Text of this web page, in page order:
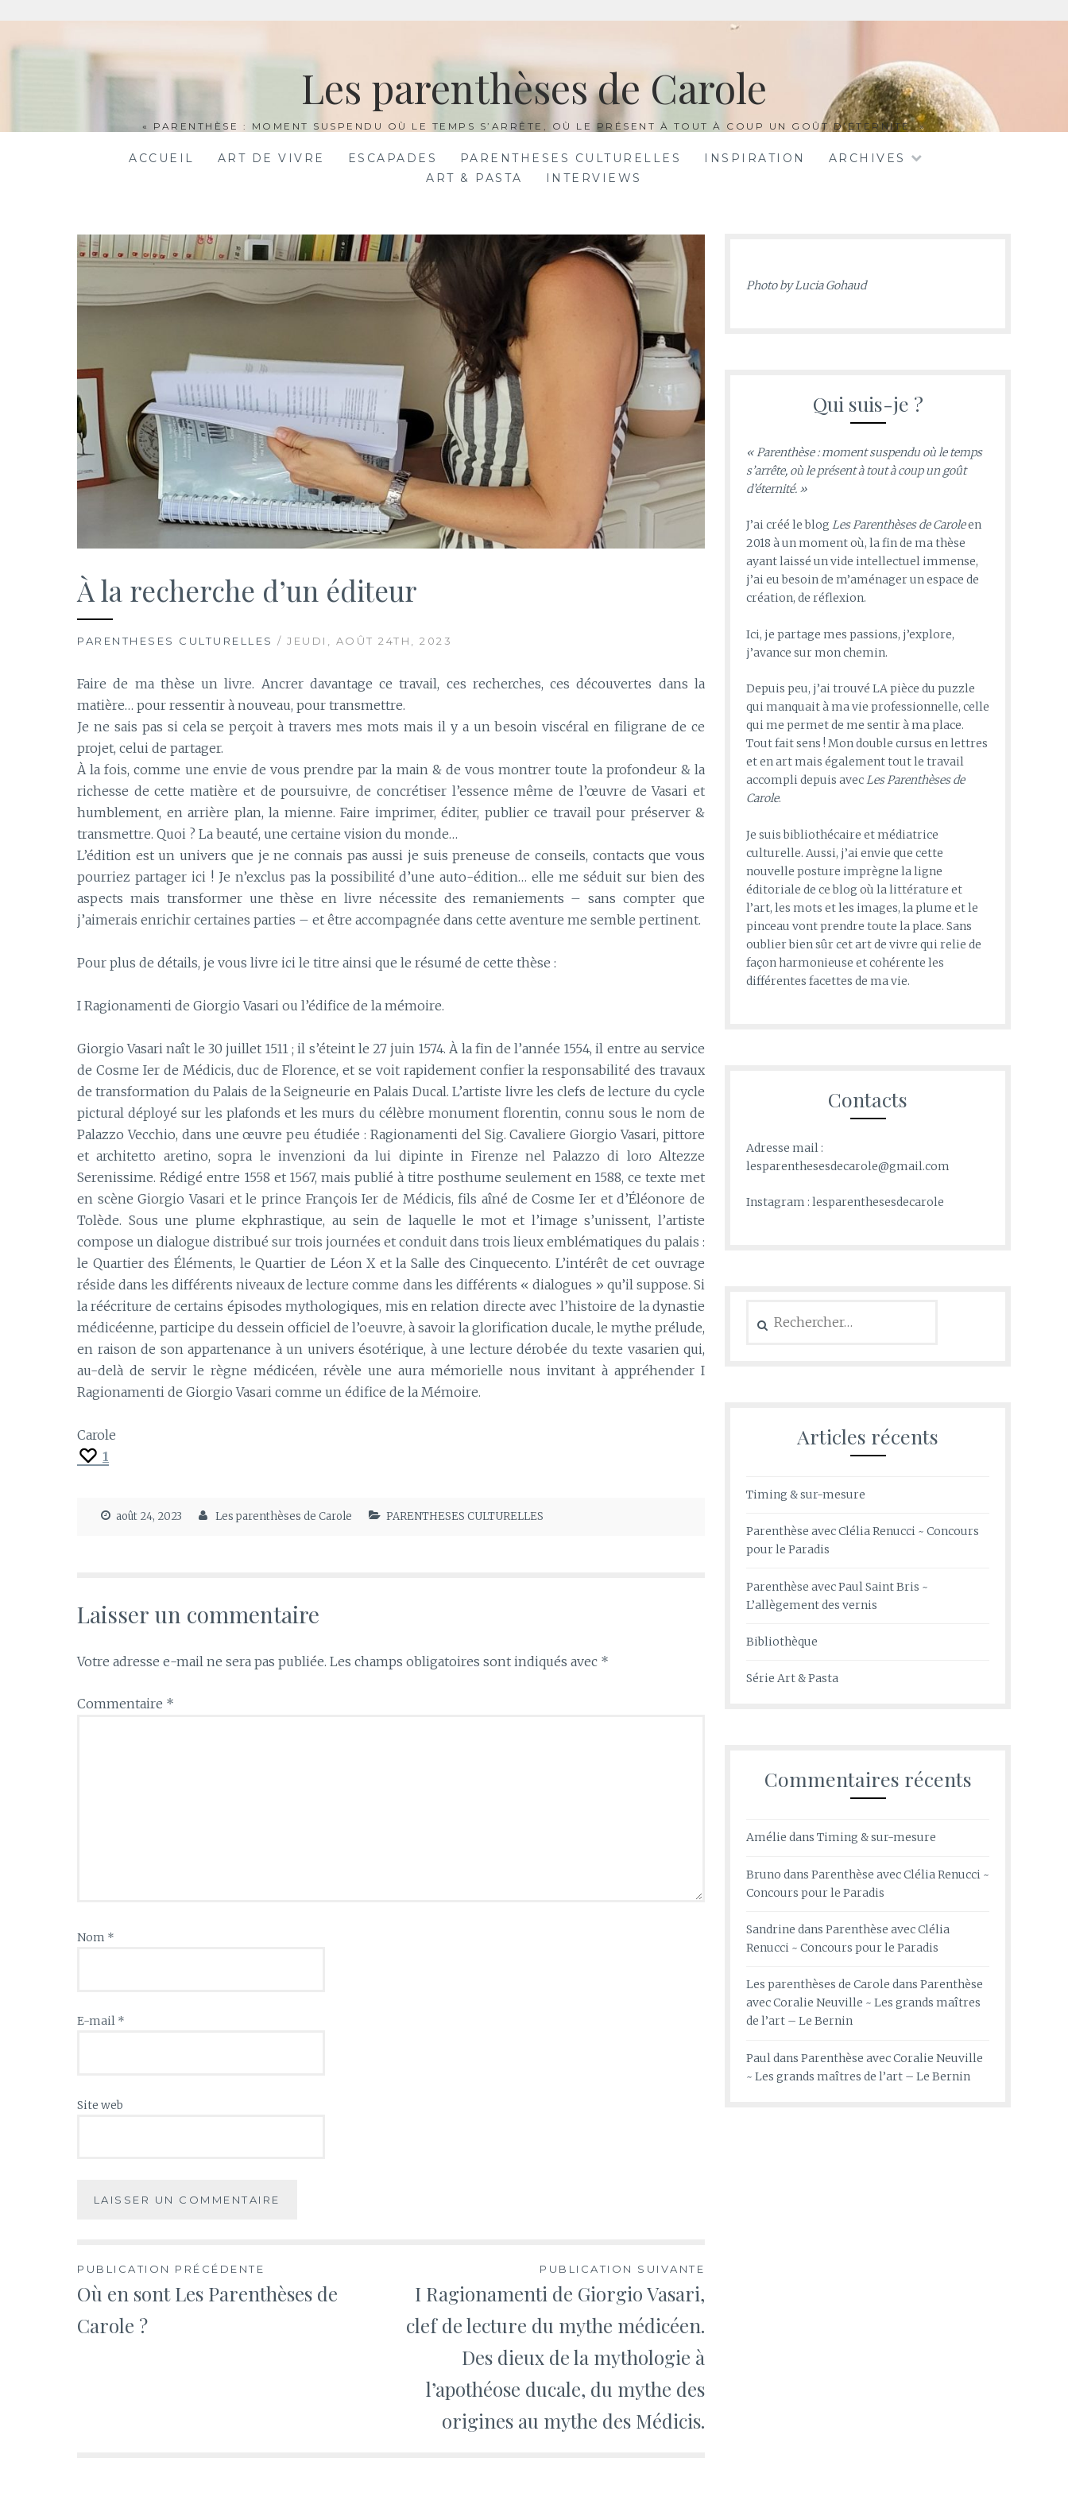
au
Les parenthèses de Carole
« PARENTHÈSE : MOMENT SUSPENDU OÙ LE TEMPS S’ARRÊTE, OÙ LE PRÉSENT À TOUT À COUP UN GOÛT D’ÉTERNITÉ. »
ACCUEIL ART DE VIVRE ESCAPADES PARENTHESES CULTURELLES INSPIRATION
ARCHIVES
ART & PASTA
INTERVIEWS
À la recherche d’un éditeur
PARENTHESES CULTURELLES / JEUDI, AOÛT 24TH, 2023
Faire de ma thèse un livre. Ancrer davantage ce travail, ces recherches, ces découvertes dans la
matière… pour ressentir à nouveau, pour transmettre.
Je ne sais pas si cela se perçoit à travers mes mots mais il y a un besoin viscéral en filigrane de ce
projet, celui de partager.
À la fois, comme une envie de vous prendre par la main & de vous montrer toute la profondeur & la
richesse de cette matière et de poursuivre, de concrétiser l’essence même de l’œuvre de Vasari et
humblement, en arrière plan, la mienne. Faire imprimer, éditer, publier ce travail pour préserver &
transmettre. Quoi ? La beauté, une certaine vision du monde…
L’édition est un univers que je ne connais pas aussi je suis preneuse de conseils, contacts que vous
pourriez partager ici ! Je n’exclus pas la possibilité d’une auto-édition… elle me séduit sur bien des
aspects mais transformer une thèse en livre nécessite des remaniements – sans compter que
j’aimerais enrichir certaines parties – et être accompagnée dans cette aventure me semble pertinent.
Pour plus de détails, je vous livre ici le titre ainsi que le résumé de cette thèse :
I Ragionamenti de Giorgio Vasari ou l’édifice de la mémoire.
Giorgio Vasari naît le 30 juillet 1511 ; il s’éteint le 27 juin 1574. À la fin de l’année 1554, il entre au service
de Cosme Ier de Médicis, duc de Florence, et se voit rapidement confier la responsabilité des travaux
de transformation du Palais de la Seigneurie en Palais Ducal. L’artiste livre les clefs de lecture du cycle
pictural déployé sur les plafonds et les murs du célèbre monument florentin, connu sous le nom de
Palazzo Vecchio, dans une œuvre peu étudiée : Ragionamenti del Sig. Cavaliere Giorgio Vasari, pittore
et architetto aretino, sopra le invenzioni da lui dipinte in Firenze nel Palazzo di loro Altezze
Serenissime. Rédigé entre 1558 et 1567, mais publié à titre posthume seulement en 1588, ce texte met
en scène Giorgio Vasari et le prince François Ier de Médicis, fils aîné de Cosme Ier et d’Éléonore de
Tolède. Sous une plume ekphrastique, au sein de laquelle le mot et l’image s’unissent, l’artiste
compose un dialogue distribué sur trois journées et conduit dans trois lieux emblématiques du palais :
le Quartier des Éléments, le Quartier de Léon X et la Salle des Cinquecento. L’intérêt de cet ouvrage
réside dans les différents niveaux de lecture comme dans les différents « dialogues » qu’il suppose. Si
la réécriture de certains épisodes mythologiques, mis en relation directe avec l’histoire de la dynastie
médicéenne, participe du dessein officiel de l’oeuvre, à savoir la glorification ducale, le mythe prélude,
en raison de son appartenance à un univers ésotérique, à une lecture dérobée du texte vasarien qui,
au-delà de servir le règne médicéen, révèle une aura mémorielle nous invitant à appréhender I
Ragionamenti de Giorgio Vasari comme un édifice de la Mémoire.
Carole
1
août 24, 2023 Les parenthèses de Carole PARENTHESES CULTURELLES
Laisser un commentaire
Votre adresse e-mail ne sera pas publiée. Les champs obligatoires sont indiqués avec *
Commentaire *
Nom *
E-mail *
Site web
Navigation
de
PUBLICATION PRÉCÉDENTE
Où en sont Les Parenthèses de
Carole ?
PUBLICATION SUIVANTE
I Ragionamenti de Giorgio Vasari,
clef de lecture du mythe médicéen.
Des dieux de la mythologie à
l’apothéose ducale, du mythe des
origines au mythe des Médicis.
Photo byLucia Gohaud
Qui suis-je ?
« Parenthèse : moment suspendu où le temps
s’arrête, où le présent à tout à coup un goût
d’éternité. »
J’ai créé le blog Les Parenthèses de Caroleen
2018 à un moment où, la fin de ma thèse
ayant laissé un vide intellectuel immense,
j’ai eu besoin de m’aménager un espace de
création, de réflexion.
Ici, je partage mes passions, j’explore,
j’avance sur mon chemin.
Depuis peu, j’ai trouvé LA pièce du puzzle
qui manquait à ma vie professionnelle, celle
qui me permet de me sentir à ma place.
Tout fait sens ! Mon double cursus en lettres
et en art mais également tout le travail
accompli depuis avecLes Parenthèses de
Carole.
Je suis bibliothécaire et médiatrice
culturelle. Aussi, j’ai envie que cette
nouvelle posture imprègne la ligne
éditoriale de ce blog où la littérature et
l’art, les mots et les images, la plume et le
pinceau vont prendre toute la place. Sans
oublier bien sûr cet art de vivre qui relie de
façon harmonieuse et cohérente les
différentes facettes de ma vie.
Contacts
Adresse mail :
lesparenthesesdecarole@gmail.com
Instagram : lesparenthesesdecarole
Articles récents
Timing & sur-mesure
Parenthèse avec Clélia Renucci ~ Concours
pour le Paradis
Parenthèse avec Paul Saint Bris ~
L’allègement des vernis
Bibliothèque
Série Art & Pasta
Commentaires récents
Amélie dans Timing & sur-mesure
Bruno dans Parenthèse avec Clélia Renucci ~
Concours pour le Paradis
Sandrine dans Parenthèse avec Clélia
Renucci ~ Concours pour le Paradis
Les parenthèses de Carole dans Parenthèse
avec Coralie Neuville ~ Les grands maîtres
de l’art – Le Bernin
Pauldans Parenthèse avec Coralie Neuville
~ Les grands maîtres de l’art – Le Bernin